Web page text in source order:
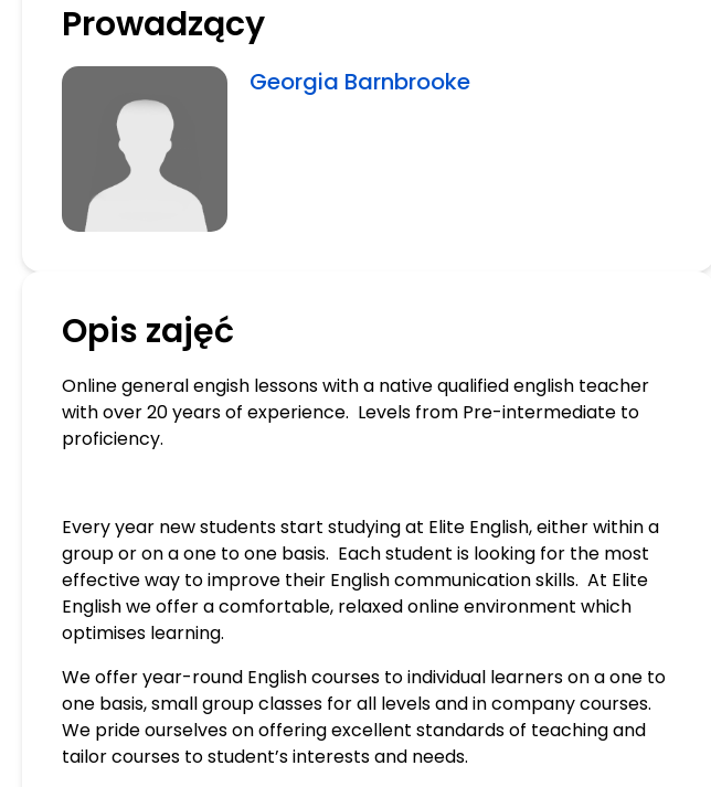
Prowadzący
Georgia Barnbrooke
Opis zajęć
Online general engish lessons with a native qualified english teacher
with over 20 years of experience. Levels from Pre-intermediate to
proficiency.
Every year new students start studying at Elite English, either within a
group or on a one to one basis. Each student is looking for the most
effective way to improve their English communication skills. At Elite
English we offer a comfortable, relaxed online environment which
optimises learning.
We offer year-round English courses to individual learners on a one to
one basis, small group classes for all levels and in company courses.
We pride ourselves on offering excellent standards of teaching and
tailor courses to student’s interests and needs.